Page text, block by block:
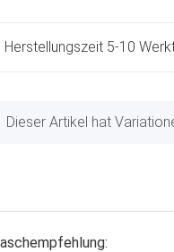
: Herstellungszeit 5-10
x
Dieser Artikel hat